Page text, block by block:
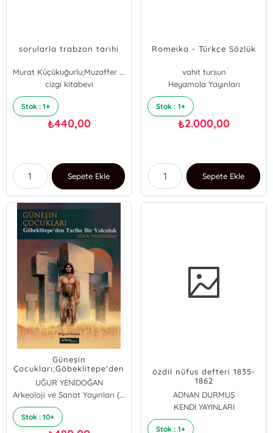
sorularla trabzon tarihi
Murat Küçükuğurlu;Muzaffer Başkaya
cizgi kitabevi
Stok : 1+
₺440,00
Sepete Ekle
Romeika - Türkçe Sözlük
vahit tursun
Heyamola Yayınları
Stok : 1+
₺2.000,00
Sepete Ekle
Güneşin
Çocukları;Göbeklitepe'den
Tarihe Bir Yolculuk
UĞUR YENİDOĞAN
Arkeoloji ve Sanat Yayınları (70872)
Stok : 10+
özdil nüfus defteri 1835-
1862
ADNAN DURMUŞ
KENDİ YAYINLARI
Stok : 1+